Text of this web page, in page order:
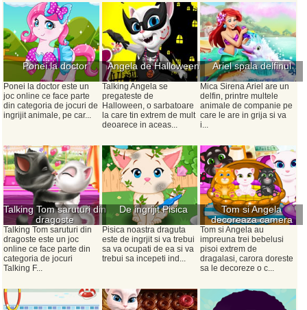
Ponei la doctor
Ponei la doctor este un
joc online ce face parte
din categoria de jocuri de
ingrijit animale, pe car...
Angela de Halloween
Talking Angela se
pregateste de
Halloween, o sarbatoare
la care tin extrem de mult
deoarece in aceas...
Ariel spala delfinul
Mica Sirena Ariel are un
delfin, printre multele
animale de companie pe
care le are in grija si va
i...
Talking Tom saruturi din
dragoste
Talking Tom saruturi din
dragoste este un joc
online ce face parte din
categoria de jocuri
Talking F...
De ingrijit Pisica
Pisica noastra draguta
este de ingrjit si va trebui
sa va ocupati de ea si va
trebui sa incepeti ind...
Tom si Angela
decoreaza camera
bebelusilor
Tom si Angela au
impreuna trei bebelusi
pisoi extrem de
dragalasi, carora doreste
sa le decoreze o c...